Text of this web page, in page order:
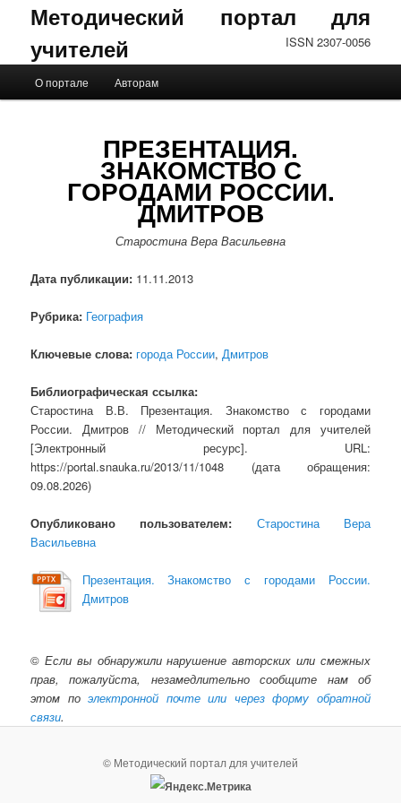
Методический портал для
учителей
ISSN 2307-0056
Перейти к основному содержимому
Перейти к дополнительному содержимому
О портале Авторам
ПРЕЗЕНТАЦИЯ.
ЗНАКОМСТВО С
ГОРОДАМИ РОССИИ.
ДМИТРОВ
Старостина Вера Васильевна
Дата публикации: 11.11.2013
Рубрика: География
Ключевые слова: города России, Дмитров
Библиографическая ссылка:
Старостина В.В. Презентация. Знакомство с городами
России. Дмитров // Методический портал для учителей
[Электронный ресурс]. URL:
https://portal.snauka.ru/2013/11/1048 (дата обращения:
09.08.2026)
Опубликовано пользователем:
Старостина Вера
Васильевна
Презентация. Знакомство с городами России.
Дмитров
© Если вы обнаружили нарушение авторских или смежных
прав, пожалуйста, незамедлительно сообщите нам об
этом поэлектронной почте или через форму обратной
связи.
© Методический портал для учителей